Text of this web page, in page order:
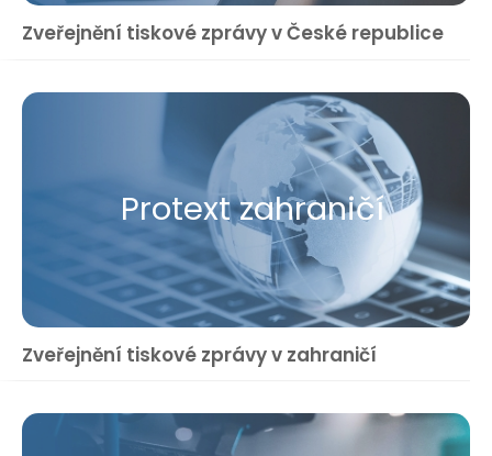
Zveřejnění tiskové zprávy v České republice
Protext zahraničí
Zveřejnění tiskové zprávy v zahraničí